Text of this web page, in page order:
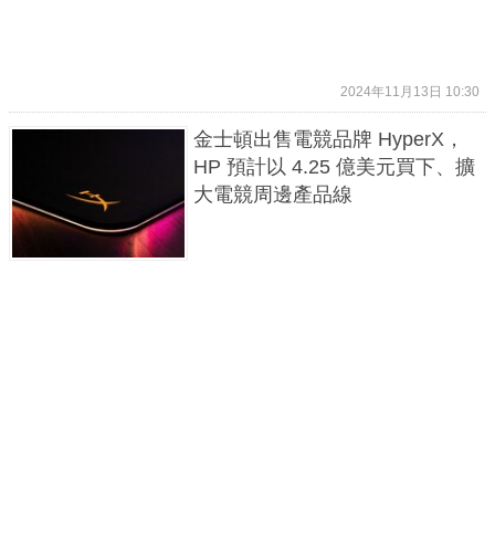
2024年11月13日 10:30
金士頓出售電競品牌 HyperX，
HP 預計以 4.25 億美元買下、擴
大電競周邊產品線